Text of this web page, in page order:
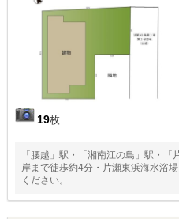
19枚
「腰越」駅・「湘南江の島」駅・
岸まで徒歩約4分・片瀬東浜海水浴
ください。